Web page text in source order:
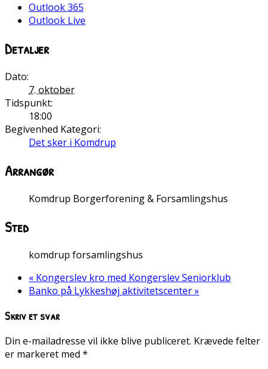
Outlook 365
Outlook Live
Detaljer
Dato:
7. oktober
Tidspunkt:
18:00
Begivenhed Kategori:
Det sker i Komdrup
Arrangør
Komdrup Borgerforening & Forsamlingshus
Sted
komdrup forsamlingshus
« Kongerslev kro med Kongerslev Seniorklub
Banko på Lykkeshøj aktivitetscenter»
Skriv et svar
Din e-mailadresse vil ikke blive publiceret. Krævede felter
er markeret med *